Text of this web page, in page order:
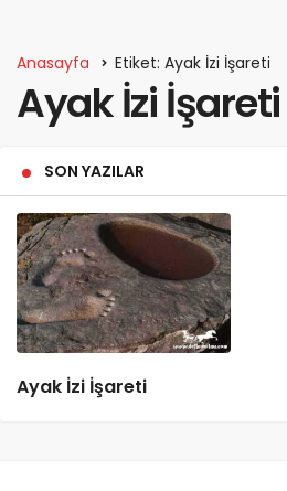
Anasayfa Etiket: Ayak İzi İşareti
Ayak İzi İşareti
SON YAZILAR
Ayak İzi İşareti